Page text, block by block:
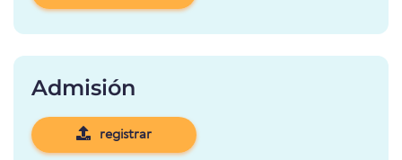
Admisión
registrar